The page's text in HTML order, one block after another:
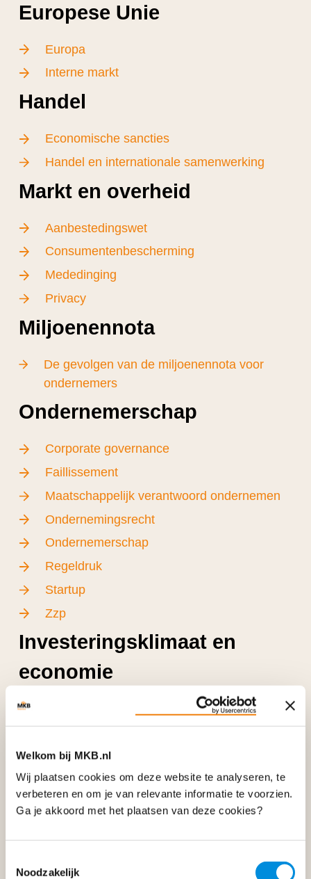
Welkom bij MKB.nl
Wij plaatsen cookies om deze website te analyseren, te
verbeteren en om je van relevante informatie te voorzien.
Ga je akkoord met het plaatsen van deze cookies?
Noodzakelijk
Europese Unie
Europa
Interne markt
Handel
Economische sancties
Handel en internationale samenwerking
Markt en overheid
Aanbestedingswet
Consumentenbescherming
Mededinging
Privacy
Miljoenennota
De gevolgen van de miljoenennota voor
ondernemers
Ondernemerschap
Corporate governance
Faillissement
Maatschappelijk verantwoord ondernemen
Ondernemingsrecht
Ondernemerschap
Regeldruk
Startup
Zzp
Investeringsklimaat en
economie
Fiscaliteit
Investeringsklimaat in Nederland
Lokale lasten